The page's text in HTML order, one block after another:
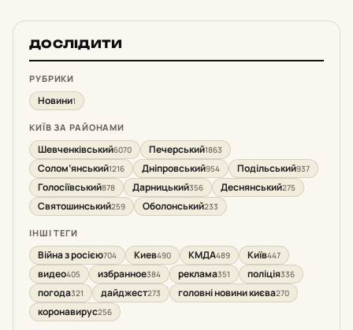
ДОСЛІДИТИ
РУБРИКИ
Новини1
КИЇВ ЗА РАЙОНАМИ
Шевченківський6070 Печерський1863
Солом’янський1216 Дніпровський954 Подільський937
Голосіївський878 Дарницький356 Деснянський275
Святошинський259 Оболонський233
ІНШІ ТЕГИ
Війна з росією704 Киев490 КМДА489 Київ447
видео405 избранное384 реклама351 поліція336
погода321 дайджест273 головні новини києва270
коронавирус256